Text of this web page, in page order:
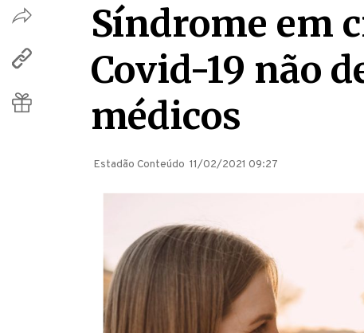
Síndrome em
Covid-19 não
médicos
Estadão Conteúdo 11/02/2021 09:27